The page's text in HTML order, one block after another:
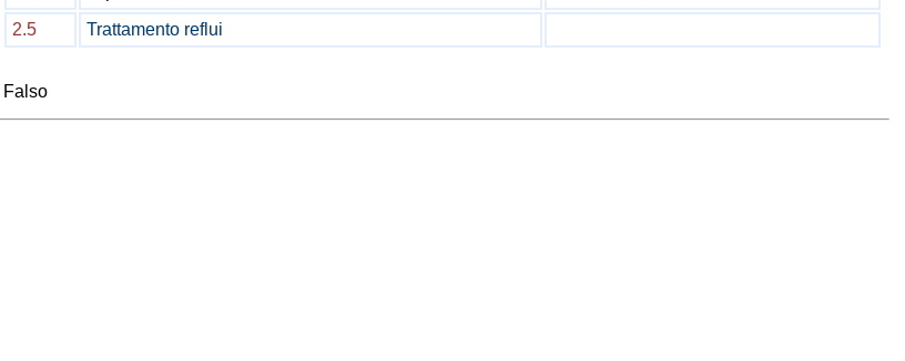
2.5
Trattamento reflui
Falso